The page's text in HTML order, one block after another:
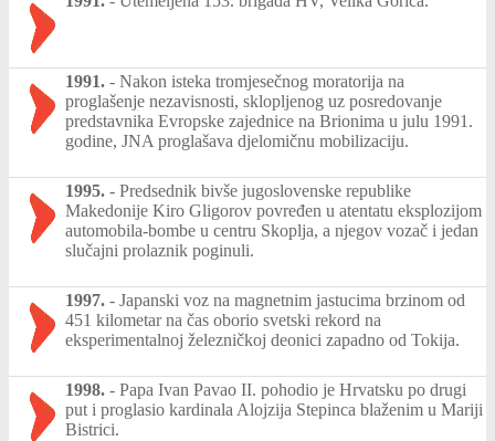
1991. - Nakon isteka tromjesečnog moratorija na
proglašenje nezavisnosti, sklopljenog uz posredovanje
predstavnika Evropske zajednice na Brionima u julu 1991.
godine, JNA proglašava djelomičnu mobilizaciju.
1995. - Predsednik bivše jugoslovenske republike
Makedonije Kiro Gligorov povređen u atentatu eksplozijom
automobila-bombe u centru Skoplja, a njegov vozač i jedan
slučajni prolaznik poginuli.
1997. - Japanski voz na magnetnim jastucima brzinom od
451 kilometar na čas oborio svetski rekord na
eksperimentalnoj železničkoj deonici zapadno od Tokija.
1998. - Papa Ivan Pavao II. pohodio je Hrvatsku po drugi
put i proglasio kardinala Alojzija Stepinca blaženim u Mariji
Bistrici.